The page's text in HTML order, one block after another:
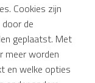
Cookies zijn
de
geplaatst. Met
meer worden
en welke opties